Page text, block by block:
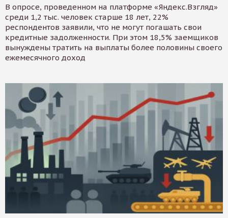
В опросе, проведенном на платформе «Яндекс.Взгляд»
среди 1,2 тыс. человек старше 18 лет, 22%
респондентов заявили, что не могут погашать свои
кредитные задолженности. При этом 18,5% заемщиков
вынуждены тратить на выплаты более половины своего
ежемесячного доход